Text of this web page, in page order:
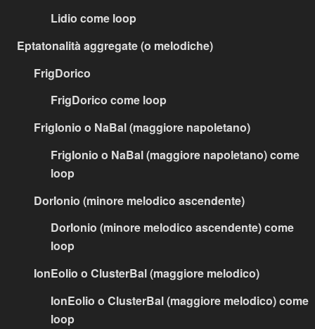
Lidio come loop
Eptatonalità aggregate (o melodiche)
FrigDorico
FrigDorico come loop
FrigIonio o NaBal (maggiore napoletano)
FrigIonio o NaBal (maggiore napoletano) come
loop
DorIonio (minore melodico ascendente)
DorIonio (minore melodico ascendente) come
loop
IonEolio o ClusterBal (maggiore melodico)
IonEolio o ClusterBal (maggiore melodico) come
loop